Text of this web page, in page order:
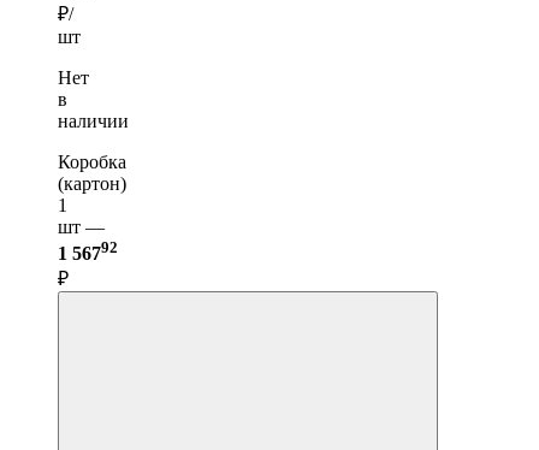
₽/
шт
Нет
в
наличии
Коробка
(картон)
1
шт —
1 56792
₽